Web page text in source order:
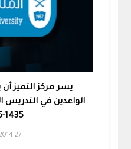
يسر مركز التميز
الواعدين في التدريس
1435-1436هـ.
27 August 2014